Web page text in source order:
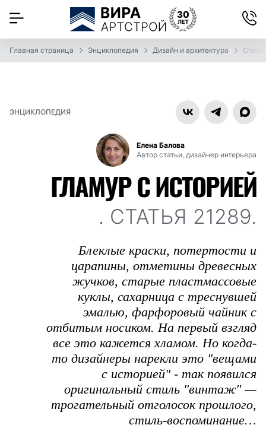
Главная страница Энциклопедия Дизайн и архитектура Стили
ЭНЦИКЛОПЕДИЯ
Елена Балова
Автор статьи, дизайнер интерьера
ГЛАМУР С ИСТОРИЕЙ
. СТАТЬЯ 21289.
Блеклые краски, потертости и
царапины, отметины древесных
жучков, старые пластмассовые
куклы, сахарница с треснувшей
эмалью, фарфоровый чайник с
отбитым носиком. На первый взгляд
все это кажется хламом. Но когда-
то дизайнеры нарекли это "вещами
с историей" - так появился
оригинальный стиль "винтаж" —
трогательный отголосок прошлого,
стиль-воспоминание…